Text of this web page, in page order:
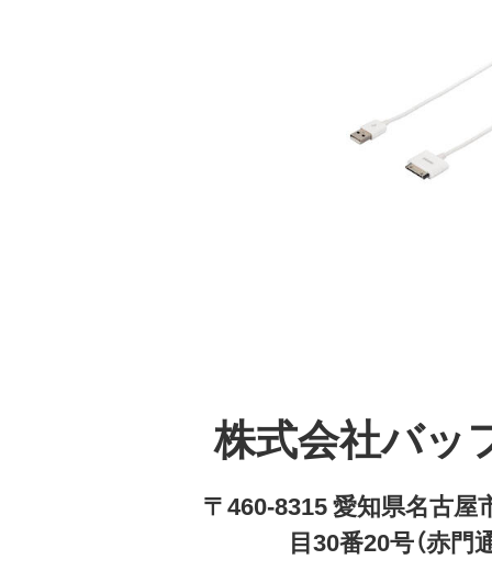
株式会社バッ
〒460-8315 愛知県名古屋
目30番20号（赤門